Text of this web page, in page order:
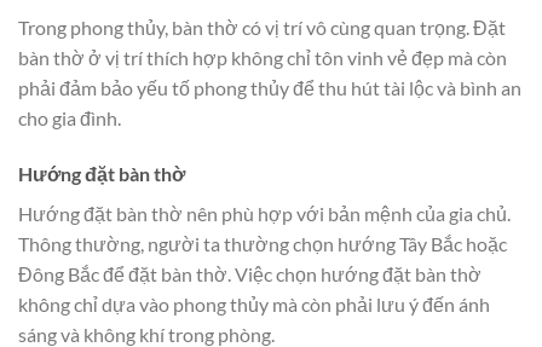
Trong phong thủy, bàn thờ có vị trí vô cùng quan trọng. Đặt
bàn thờ ở vị trí thích hợp không chỉ tôn vinh vẻ đẹp mà còn
phải đảm bảo yếu tố phong thủy để thu hút tài lộc và bình an
cho gia đình.
Hướng đặt bàn thờ
Hướng đặt bàn thờ nên phù hợp với bản mệnh của gia chủ.
Thông thường, người ta thường chọn hướng Tây Bắc hoặc
Đông Bắc để đặt bàn thờ. Việc chọn hướng đặt bàn thờ
không chỉ dựa vào phong thủy mà còn phải lưu ý đến ánh
sáng và không khí trong phòng.